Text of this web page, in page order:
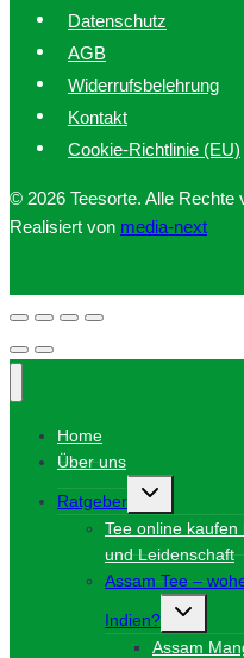
Datenschutz
AGB
Widerrufsbelehrung
Kontakt
Cookie-Richtlinie (EU)
© 2026 Teesorte. Alle Rechte
Realisiert von media-next
Home
Über uns
Ratgeber
Untermenü
umschalten
Tee online
und Leidenschaft
Assam Tee –
Indien?
Untermenü
umschalten
Assam